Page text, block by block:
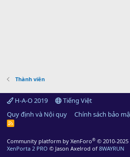
Thành viên
H-A-O 2019
Tiếng Việt
Quy định và Nội quy
Chính sách bảo
R
Community platform by XenForo® © 2010-
XenPorta 2 PRO © Jason Axelrod of 8WAYRUN